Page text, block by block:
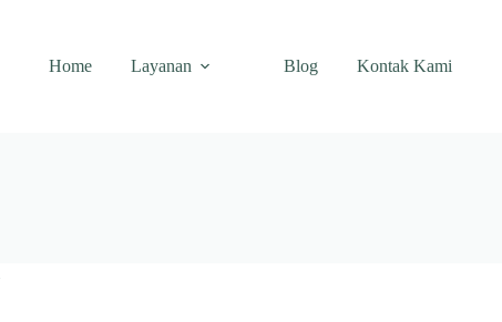
Home
Layanan Blog Kontak Kami